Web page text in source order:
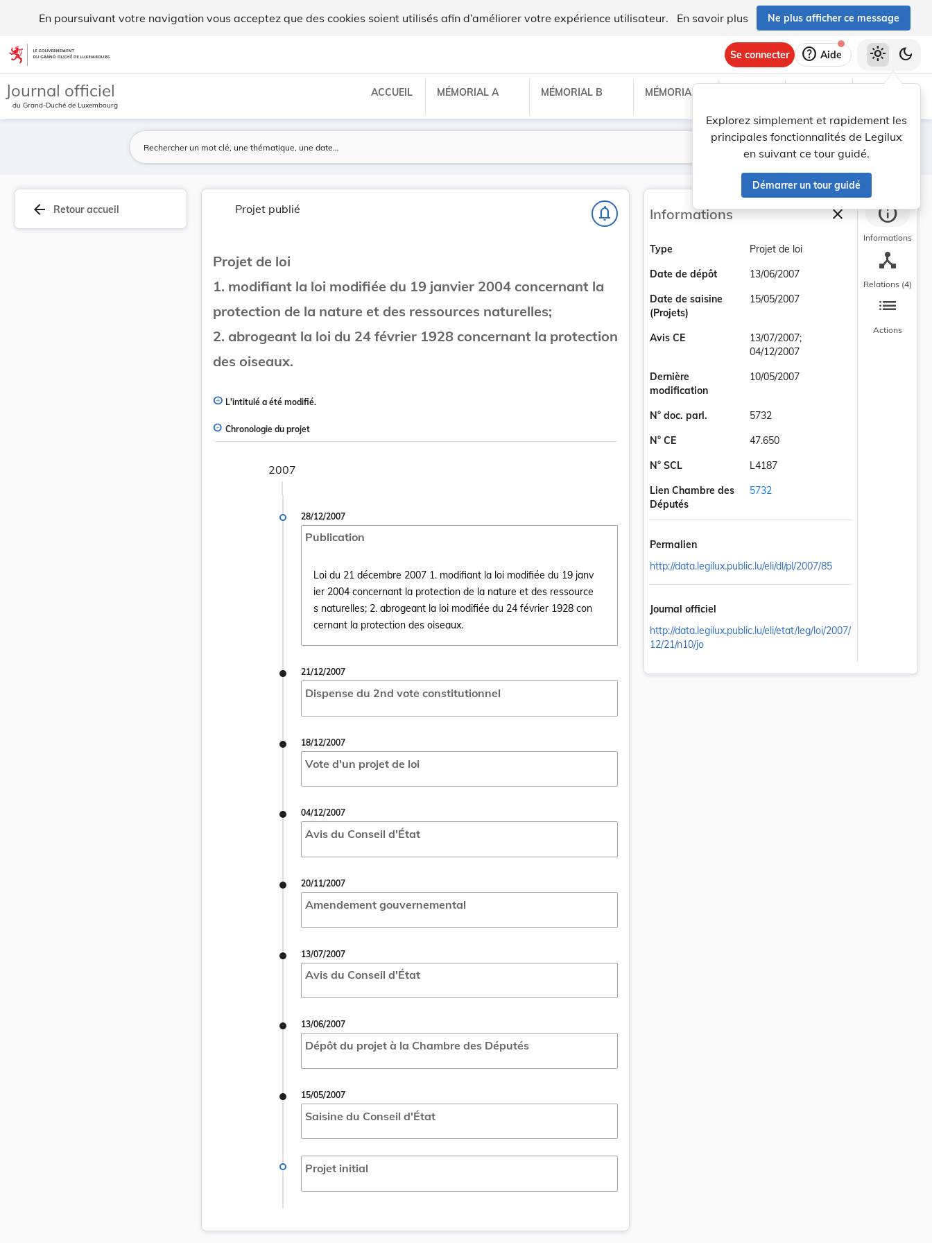
En poursuivant votre navigation vous acceptez que des cookies soient utilisés afin d’améliorer votre expérience utilisateur. En savoir plus Ne plus afficher ce message
Aller au contenu
Se connecter help Aide
Explorez simplement et rapidement les
principales fonctionnalités de Legilux
en suivant ce tour guidé.
Démarrer un tour guidé
light_mode dark_mode
Journal officiel
du Grand-Duché de Luxembourg
ACCUEIL MÉMORIAL A MÉMORIAL B MÉMORIAL C
Lancer la recherche
Filtres
arrow_back Retour accueil Projet publié notifications_none
Projet de loi
1. modifiant la loi modifiée du 19 janvier 2004 concernant la
protection de la nature et des ressources naturelles;
2. abrogeant la loi du 24 février 1928 concernant la protection
des oiseaux.
L'intitulé a été modifié.
Chronologie du projet
2007
28/12/2007
Publication
Loi du 21 décembre 2007 1. modifiant la loi modifiée du 19 janv
ier 2004 concernant la protection de la nature et des ressource
s naturelles; 2. abrogeant la loi modifiée du 24 février 1928 con
cernant la protection des oiseaux.
Ouvrir le document Loi du 21 décembre 2007 1. modifiant la loi modifiée du 19 janvier 2004 concernant la protection de la nature et des
21/12/2007
Dispense du 2nd vote constitutionnel
18/12/2007
Vote d'un projet de loi
04/12/2007
Avis du Conseil d'État
20/11/2007
Amendement gouvernemental
13/07/2007
Avis du Conseil d'État
13/06/2007
Dépôt du projet à la Chambre des Députés
15/05/2007
Saisine du Conseil d'État
Projet initial
Informations closeFermer la barre
Type
Projet de loi
Date de dépôt
13/06/2007
Date de saisine
(Projets)
15/05/2007
Avis CE
13/07/2007;
04/12/2007
Dernière
modification
10/05/2007
N° doc. parl.
5732
N° CE
47.650
N° SCL
L4187
Lien Chambre des
Députés
5732
Permalien
http://data.legilux.public.lu/eli/dl/pl/2007/85
Journal officiel
http://data.legilux.public.lu/eli/etat/leg/loi/2007/
12/21/n10/jo
info
Informations
device_hub
Relations (4)
list
Actions